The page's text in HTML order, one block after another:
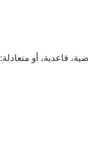
قاعدية، أو متعادلة: